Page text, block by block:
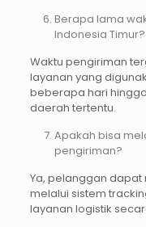
Berapa lama
Indonesia Timur?
Waktu pengiriman
layanan yang
beberapa hari
daerah tertentu.
Apakah bisa
pengiriman?
Ya, pelanggan
melalui sistem
layanan logistik